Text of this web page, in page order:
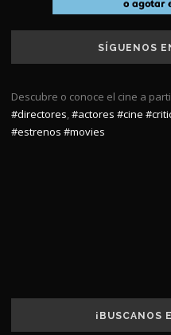
SÍGUENOS
Descubre o conoce el cine a
#directores,#actores #cine
#estrenos #movies
¡BUSCANOS